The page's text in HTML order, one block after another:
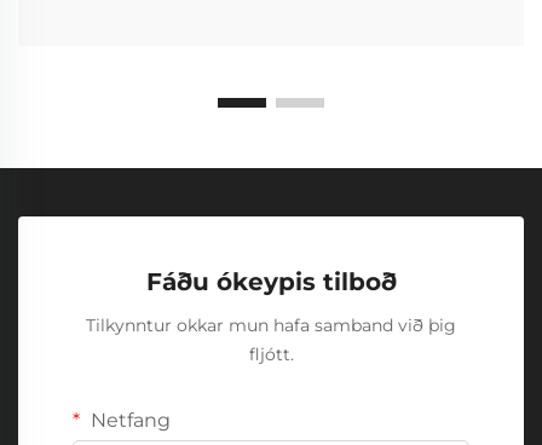
Fáðu ókeypis tilboð
Tilkynntur okkar mun hafa samband við þig
fljótt.
Netfang